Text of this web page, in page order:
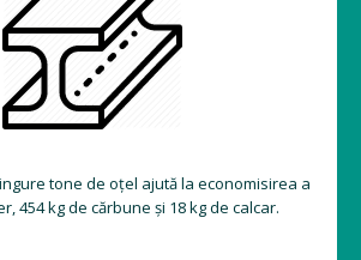
tone de oțel ajută la economisirea a
454 kg de cărbune și 18 kg de calcar.